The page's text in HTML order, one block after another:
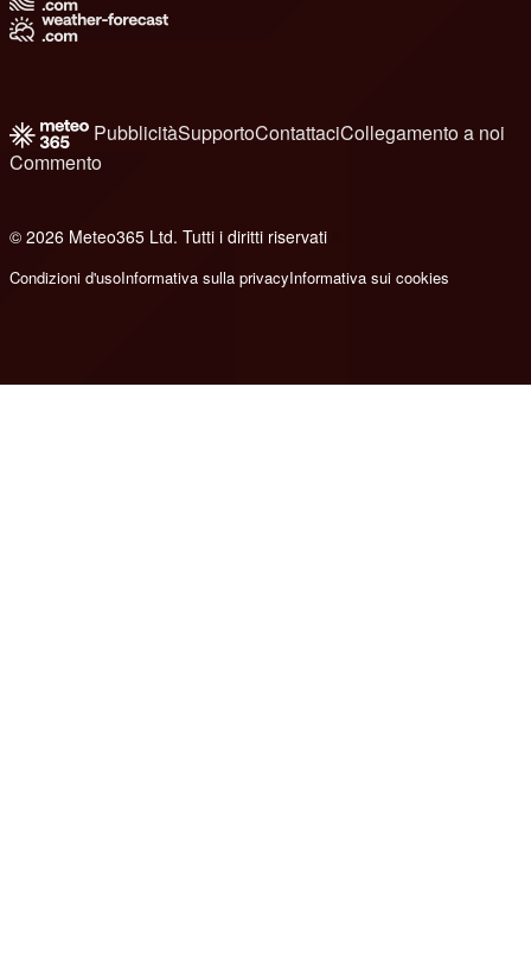
PubblicitàSupportoContattaciCollegamento a noi
Commento
© 2026 Meteo365 Ltd. Tutti i diritti riservati
Condizioni d'usoInformativa sulla privacyInformativa sui cookies